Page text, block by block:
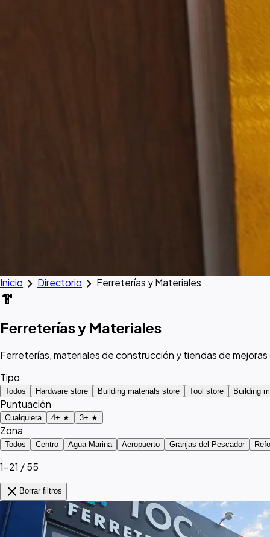
Inicio chevron_right Directorio chevron_right Ferreterías y Materiales
hardware
Ferreterías y Materiales
Ferreterías, materiales de construcción y tiendas de
Tipo
Todos Hardware store Building materials store Tool store Building
Puntuación
Cualquiera 4+ ★ 3+ ★
Zona
Todos Centro Agua Marina Aeropuerto Granjas del Pescador
1–21 / 55
close Borrar filtros